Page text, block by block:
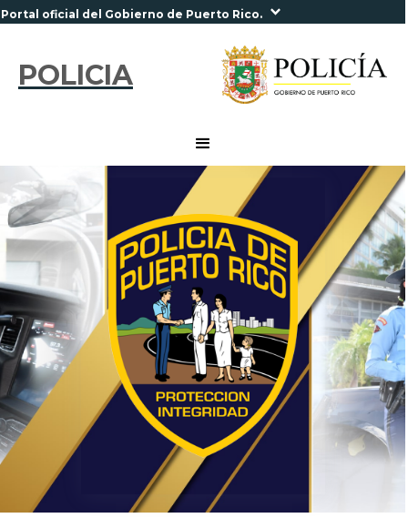
Portal oficial del Gobierno de Puerto Rico.
POLICIA